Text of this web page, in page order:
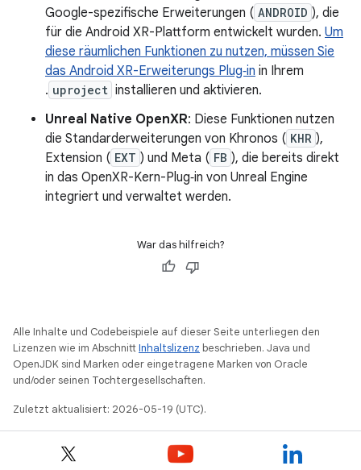
Google-spezifische Erweiterungen ( ANDROID ), die
für die Android XR-Plattform entwickelt wurden. Um
diese räumlichen Funktionen zu nutzen, müssen Sie
das Android XR-Erweiterungs Plug‑in in Ihrem
. uproject installieren und aktivieren.
Unreal Native OpenXR: Diese Funktionen nutzen
die Standarderweiterungen von Khronos ( KHR ),
Extension ( EXT ) und Meta ( FB ), die bereits direkt
in das OpenXR-Kern-Plug‑in von Unreal Engine
integriert und verwaltet werden.
War das hilfreich?
Alle Inhalte und Codebeispiele auf dieser Seite unterliegen den
Lizenzen wie im AbschnittInhaltslizenz beschrieben. Java und
OpenJDK sind Marken oder eingetragene Marken von Oracle
und/oder seinen Tochtergesellschaften.
Zuletzt aktualisiert: 2026-05-19 (UTC).